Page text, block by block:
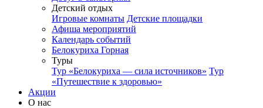
Детский отдых
Игровые комнаты Детские площадки
Афиша мероприятий
Календарь событий
Белокуриха Горная
Туры
Тур «Белокуриха — сила источников» Тур
«Путешествие к здоровью»
Акции
О нас